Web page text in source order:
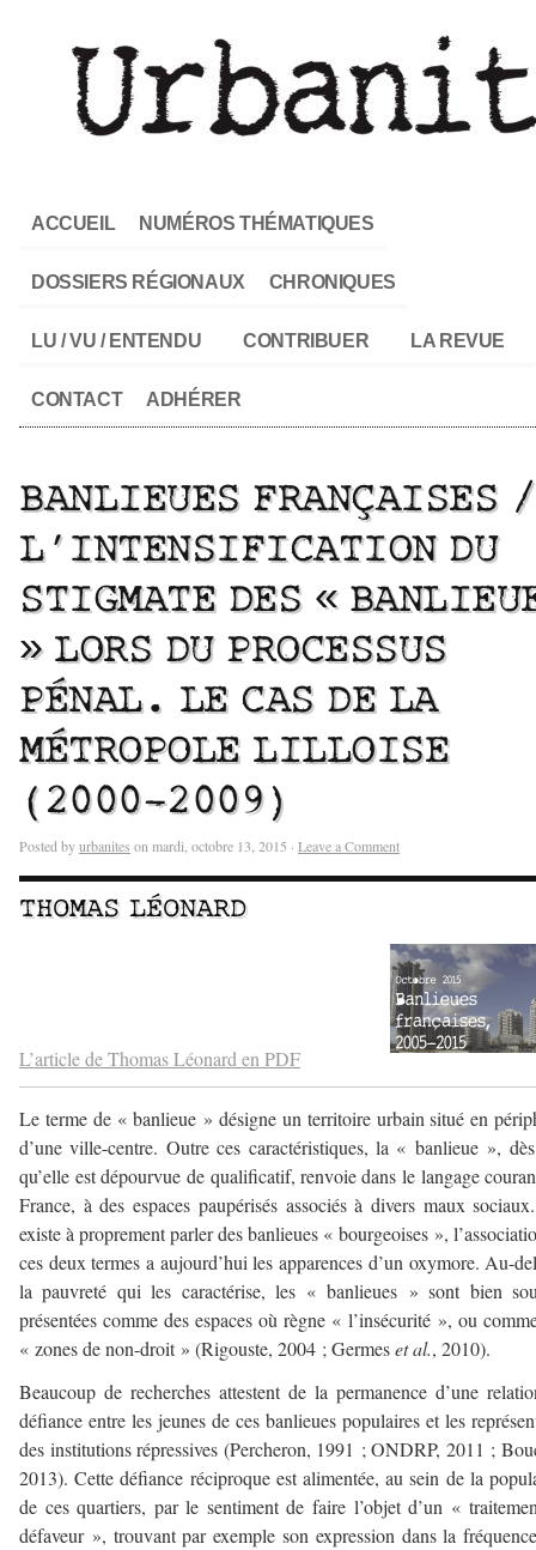
ACCUEIL NUMÉROS THÉMATIQUES
DOSSIERS RÉGIONAUX CHRONIQUES
LU / VU / ENTENDU CONTRIBUER LA REVUE
CONTACT ADHÉRER
BANLIEUES FRANÇAISES /
L’INTENSIFICATION DU
STIGMATE DES «
» LORS DU PROCESSUS
PÉNAL. LE CAS DE LA
MÉTROPOLE LILLOISE
(2000-2009)
Posted byurbanites on mardi, octobre 13, 2015 · Leave a Comment
THOMAS LÉONARD
L’article de Thomas Léonard en PDF
Le terme de « banlieue » désigne un territoire urbain situé en
d’une ville-centre. Outre ces caractéristiques, la « banlieue »,
qu’elle est dépourvue de qualificatif, renvoie dans le langage
France, à des espaces paupérisés associés à divers maux
existe à proprement parler des banlieues « bourgeoises »,
ces deux termes a aujourd’hui les apparences d’un oxymore. Au-
la pauvreté qui les caractérise, les « banlieues » sont bien
présentées comme des espaces où règne « l’insécurité », ou
« zones de non-droit » (Rigouste, 2004 ; Germeset al., 2010).
Beaucoup de recherches attestent de la permanence d’une
défiance entre les jeunes de ces banlieues populaires et les
des institutions répressives (Percheron, 1991 ; ONDRP, 2011 ;
2013). Cette défiance réciproque est alimentée, au sein de la
de ces quartiers, par le sentiment de faire l’objet d’un «
défaveur », trouvant par exemple son expression dans la